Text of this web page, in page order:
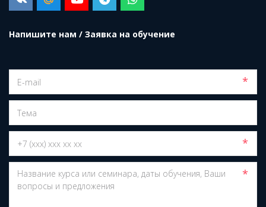
Напишите нам / Заявка на обучение
*
*
*